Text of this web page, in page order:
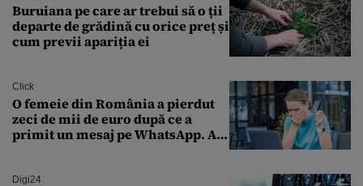
Buruiana pe care ar trebui să o ții
departe de grădină cu orice preț și
cum previi apariția ei
Click
O femeie din România a pierdut
zeci de mii de euro după ce a
primit un mesaj pe WhatsApp. A
Digi24